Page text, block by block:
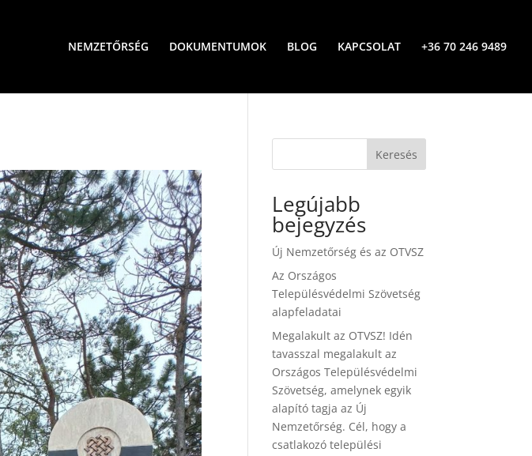
NEMZETŐRSÉG DOKUMENTUMOK BLOG KAPCSOLAT +36 70 246 9489
Keresés
Legújabb
bejegyzés
Új Nemzetőrség és az OTVSZ
Az Országos
Településvédelmi Szövetség
alapfeladatai
Megalakult az OTVSZ! Idén
tavasszal megalakult az
Országos Településvédelmi
Szövetség, amelynek egyik
alapító tagja az Új
Nemzetőrség. Cél, hogy a
csatlakozó települési